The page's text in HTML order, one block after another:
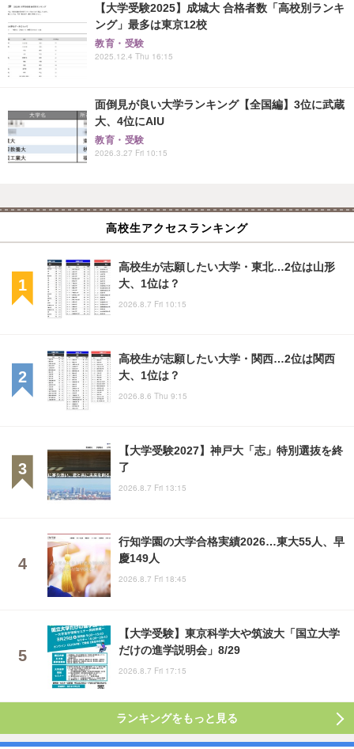
【大学受験2025】成城大 合格者数「高校別ランキ
ング」最多は東京12校
教育・受験
2025.12.4 Thu 16:15
面倒見が良い大学ランキング【全国編】3位に武蔵
大、4位にAIU
教育・受験
2026.3.27 Fri 10:15
高校生アクセスランキング
高校生が志願したい大学・東北…2位は山形
大、1位は？
2026.8.7 Fri 10:15
高校生が志願したい大学・関西…2位は関西
大、1位は？
2026.8.6 Thu 9:15
【大学受験2027】神戸大「志」特別選抜を終
了
2026.8.7 Fri 13:15
行知学園の大学合格実績2026…東大55人、早
慶149人
2026.8.7 Fri 18:45
【大学受験】東京科学大や筑波大「国立大学
だけの進学説明会」8/29
2026.8.7 Fri 17:15
ランキングをもっと見る